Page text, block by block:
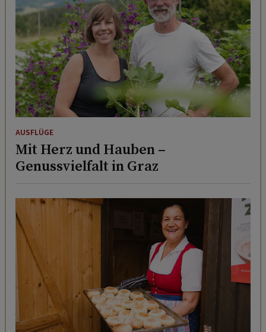
AUSFLÜGE
Mit Herz und Hauben –
Genussvielfalt in Graz